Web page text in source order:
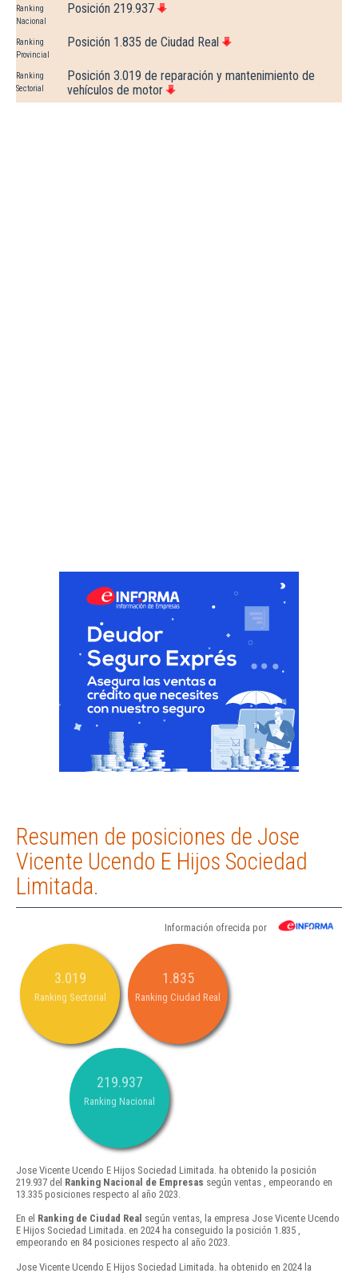
Ranking
Nacional
Posición 219.937
Ranking
Provincial
Posición 1.835 de Ciudad Real
Ranking
Sectorial
Posición 3.019 de reparación y mantenimiento de
vehículos de motor
Resumen de posiciones de Jose
Vicente Ucendo E Hijos Sociedad
Limitada.
Información ofrecida por
3.019
Ranking Sectorial
1.835
Ranking Ciudad Real
219.937
Ranking Nacional
Jose Vicente Ucendo E Hijos Sociedad Limitada. ha obtenido la posición
219.937 del Ranking Nacional de Empresas según ventas , empeorando en
13.335 posiciones respecto al año 2023.
En el Ranking de Ciudad Real según ventas, la empresa Jose Vicente Ucendo
E Hijos Sociedad Limitada. en 2024 ha conseguido la posición 1.835 ,
empeorando en 84 posiciones respecto al año 2023.
Jose Vicente Ucendo E Hijos Sociedad Limitada. ha obtenido en 2024 la